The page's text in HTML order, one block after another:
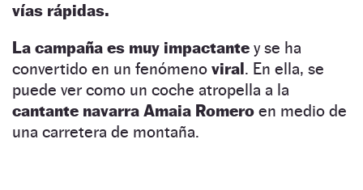
vías rápidas.
La campaña es muy impactante y se ha
convertido en un fenómeno viral. En ella, se
puede ver como un coche atropella a la
cantante navarra Amaia Romero en medio de
una carretera de montaña.